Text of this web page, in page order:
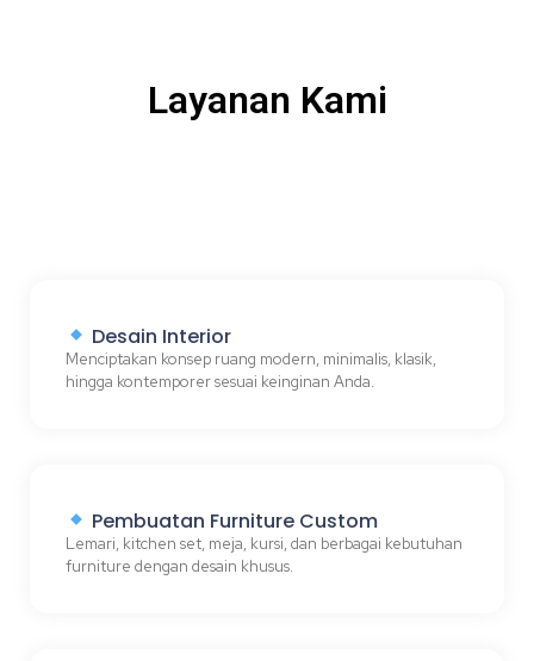
Layanan Kami
Desain Interior
Menciptakan konsep ruang modern, minimalis, klasik,
hingga kontemporer sesuai keinginan Anda.
Pembuatan Furniture Custom
Lemari, kitchen set, meja, kursi, dan berbagai kebutuhan
furniture dengan desain khusus.